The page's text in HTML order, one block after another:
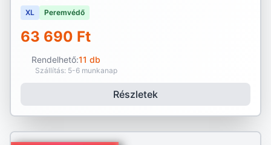
XL Peremvédő
63 690 Ft
Rendelhető:11 db
Szállítás: 5-6 munkanap
Részletek